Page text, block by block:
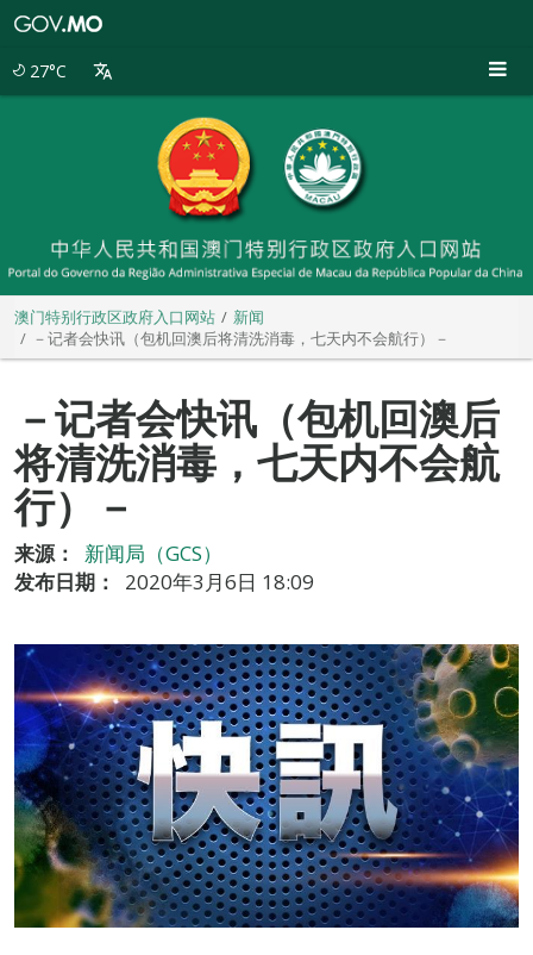
27°C
澳门特别行政区政府入口网站
新闻
－记者会快讯（包机回澳后将清洗消毒，七天内不会航行）－
－记者会快讯（包机回澳后
将清洗消毒，七天内不会航
行）－
来源：
新闻局（GCS）
发布日期：
2020年3月6日 18:09